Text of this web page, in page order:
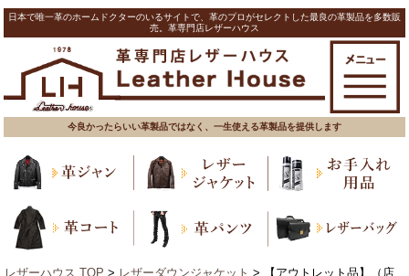
日本で唯一革のホームドクターのいるサイトで、革のプロがセレクトした最良の革製品を多数販
売。革専門店レザーハウス
今良かったらいい革製品ではなく、一生使える革製品を提供します
レザーハウス TOP > レザーダウンジャケット > 【アウトレット品】（店